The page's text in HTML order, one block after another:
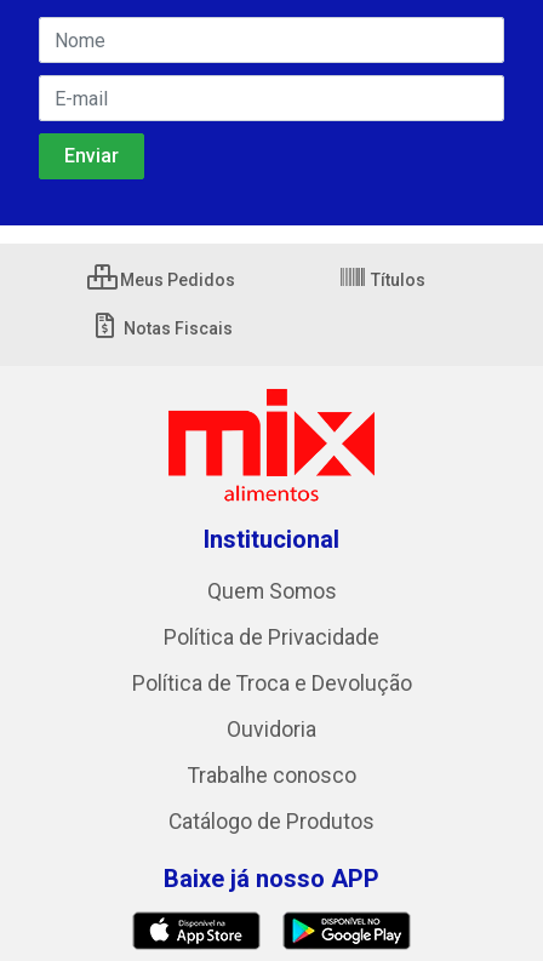
Meus Pedidos Títulos
Notas Fiscais
Institucional
Quem Somos
Política de Privacidade
Política de Troca e Devolução
Ouvidoria
Trabalhe conosco
Catálogo de Produtos
Baixe já nosso APP